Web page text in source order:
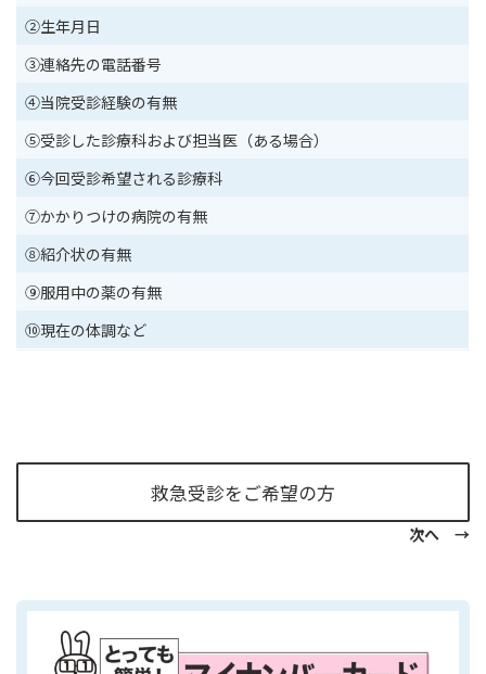
②生年月日
③連絡先の電話番号
④当院受診経験の有無
⑤受診した診療科および担当医（ある場合）
⑥今回受診希望される診療科
⑦かかりつけの病院の有無
⑧紹介状の有無
⑨服用中の薬の有無
⑩現在の体調など
救急受診をご希望の方
次へ →